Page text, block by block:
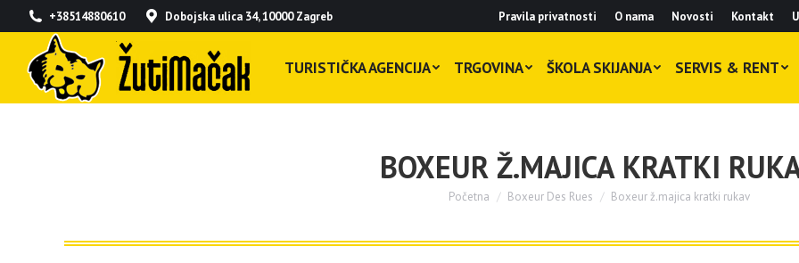
+38514880610 Dobojska ulica 34, 10000 Zagreb Pravila privatnosti O nama Novosti Kontakt
TURISTIČKA AGENCIJA TRGOVINA ŠKOLA SKIJANJA SERVIS & RENT
BOXEUR Ž.MAJICA KRATKI
You are here:
Početna Boxeur Des Rues Boxeur ž.majica kratki rukav